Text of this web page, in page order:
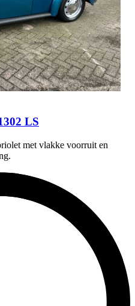
LS
met vlakke voorruit en